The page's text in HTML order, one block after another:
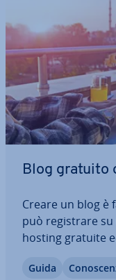
Blog gratuito
Creare un blog è
può re­gi­stra­re
hosting gratuite
pro­fes­sio­na­le
Guida